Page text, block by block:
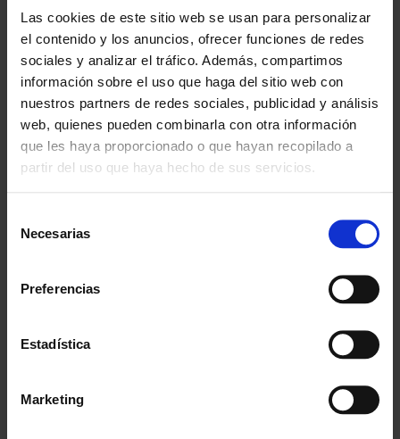
Las cookies de este sitio web se usan para personalizar
el contenido y los anuncios, ofrecer funciones de redes
sociales y analizar el tráfico. Además, compartimos
información sobre el uso que haga del sitio web con
nuestros partners de redes sociales, publicidad y análisis
web, quienes pueden combinarla con otra información
que les haya proporcionado o que hayan recopilado a
partir del uso que haya hecho de sus servicios.
Necesarias
Preferencias
Estadística
Marketing
Especialistas en colectivos
Descubre nuestras ventajas
Envío gratis
A partir de 100€
Garantía
En cambio y devolución